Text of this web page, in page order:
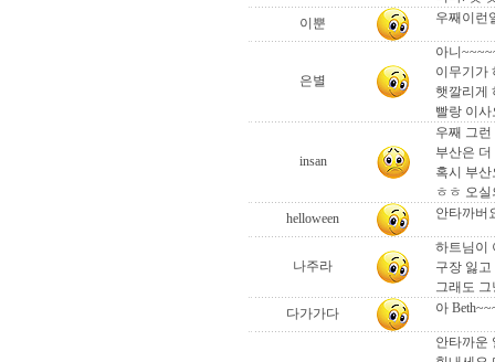
이뿐
우째이런
은별
아니
이무기가
햇깔리게
빨랑 이
insan
우째 그런
부산은
혹시 부
ㅎㅎ 오
helloween
안타까버
나주라
하트님이
구장 잃
그래도
다가가다
아
안타까운